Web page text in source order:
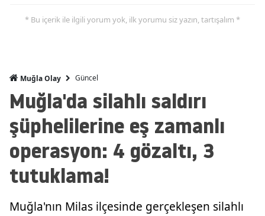
* Bu içerik ile ilgili yorum yok, ilk yorumu siz yazın, tartışalım *
Muğla Olay Güncel
Muğla'da silahlı saldırı
şüphelilerine eş zamanlı
operasyon: 4 gözaltı, 3
tutuklama!
Muğla'nın Milas ilçesinde gerçekleşen silahlı